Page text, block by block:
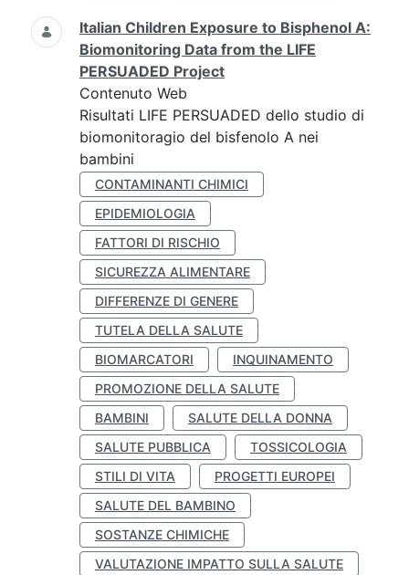
Italian Children Exposure to Bisphenol A:
Biomonitoring Data from the LIFE
PERSUADED Project
Contenuto Web
Risultati LIFE PERSUADED dello studio di
biomonitoragio del bisfenolo A nei
bambini
CONTAMINANTI CHIMICI
EPIDEMIOLOGIA
FATTORI DI RISCHIO
SICUREZZA ALIMENTARE
DIFFERENZE DI GENERE
TUTELA DELLA SALUTE
BIOMARCATORI
INQUINAMENTO
PROMOZIONE DELLA SALUTE
BAMBINI
SALUTE DELLA DONNA
SALUTE PUBBLICA
TOSSICOLOGIA
STILI DI VITA
PROGETTI EUROPEI
SALUTE DEL BAMBINO
SOSTANZE CHIMICHE
VALUTAZIONE IMPATTO SULLA SALUTE